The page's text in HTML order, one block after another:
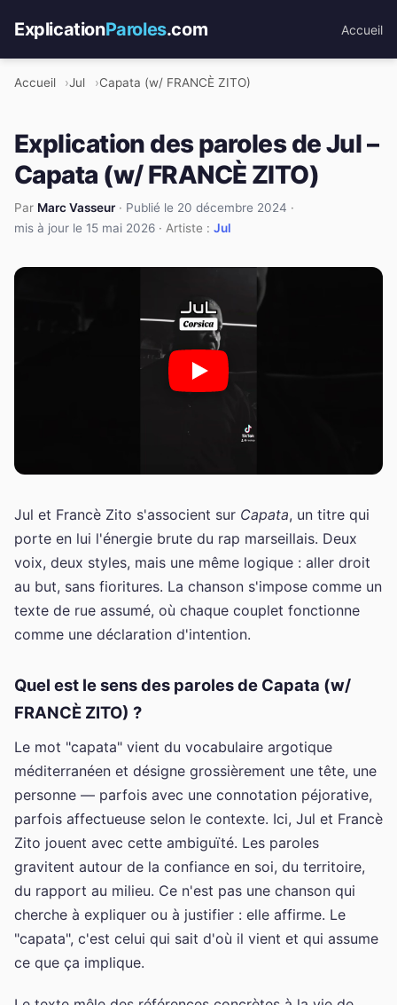
ExplicationParoles.com Accueil
Accueil Jul Capata (w/ FRANCÈ ZITO)
Explication des paroles de Jul –
Capata (w/ FRANCÈ ZITO)
Par Marc Vasseur· Publié le 20 décembre 2024 ·
mis à jour le 15 mai 2026 · Artiste : Jul
Jul et Francè Zito s'associent sur Capata, un titre qui
porte en lui l'énergie brute du rap marseillais. Deux
voix, deux styles, mais une même logique : aller droit
au but, sans fioritures. La chanson s'impose comme un
texte de rue assumé, où chaque couplet fonctionne
comme une déclaration d'intention.
Quel est le sens des paroles de Capata (w/
FRANCÈ ZITO) ?
Le mot "capata" vient du vocabulaire argotique
méditerranéen et désigne grossièrement une tête, une
personne — parfois avec une connotation péjorative,
parfois affectueuse selon le contexte. Ici, Jul et Francè
Zito jouent avec cette ambiguïté. Les paroles
gravitent autour de la confiance en soi, du territoire,
du rapport au milieu. Ce n'est pas une chanson qui
cherche à expliquer ou à justifier : elle affirme. Le
"capata", c'est celui qui sait d'où il vient et qui assume
ce que ça implique.